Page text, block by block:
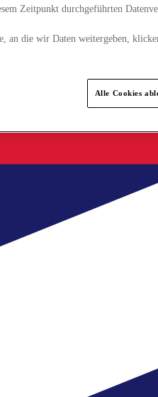
Zeitpunkt durchgeführten
an die wir Daten weitergeben,
Alle Cookies